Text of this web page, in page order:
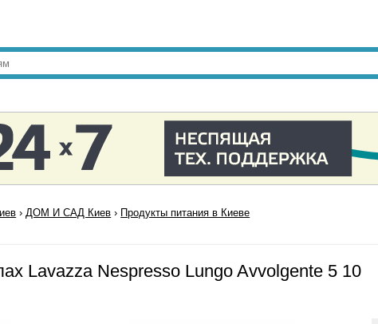
›ДОМ И САД Киев › Продукты питания в Киеве
Lavazza Nespresso Lungo Avvolgente 5 10